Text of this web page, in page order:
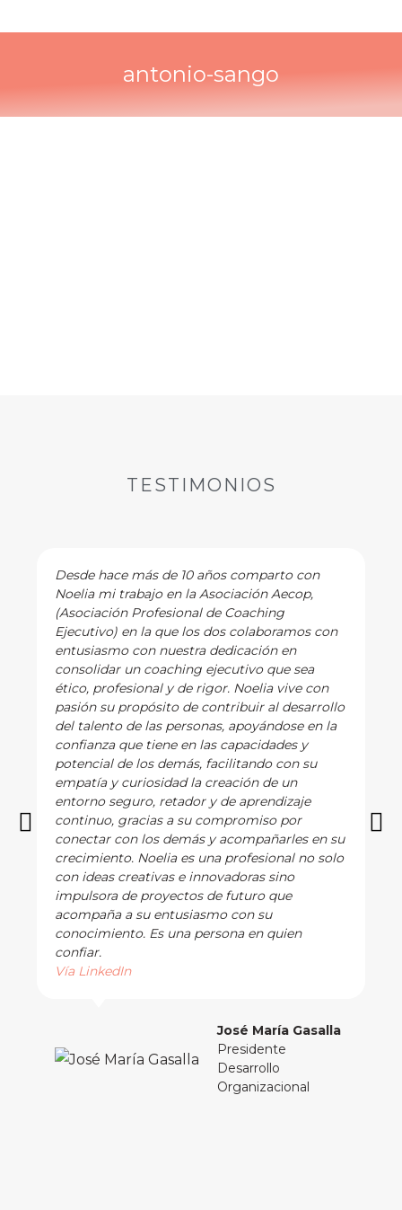
antonio-sango
TESTIMONIOS
Desde hace más de 10 años comparto con
Noelia mi trabajo en la Asociación Aecop,
(Asociación Profesional de Coaching
Ejecutivo) en la que los dos colaboramos con
entusiasmo con nuestra dedicación en
consolidar un coaching ejecutivo que sea
ético, profesional y de rigor. Noelia vive con
pasión su propósito de contribuir al desarrollo
del talento de las personas, apoyándose en la
confianza que tiene en las capacidades y
potencial de los demás, facilitando con su
empatía y curiosidad la creación de un
entorno seguro, retador y de aprendizaje
continuo, gracias a su compromiso por
conectar con los demás y acompañarles en su
crecimiento. Noelia es una profesional no solo
con ideas creativas e innovadoras sino
impulsora de proyectos de futuro que
acompaña a su entusiasmo con su
conocimiento. Es una persona en quien
confiar.
Vía LinkedIn
José María Gasalla
Presidente
Desarrollo
Organizacional